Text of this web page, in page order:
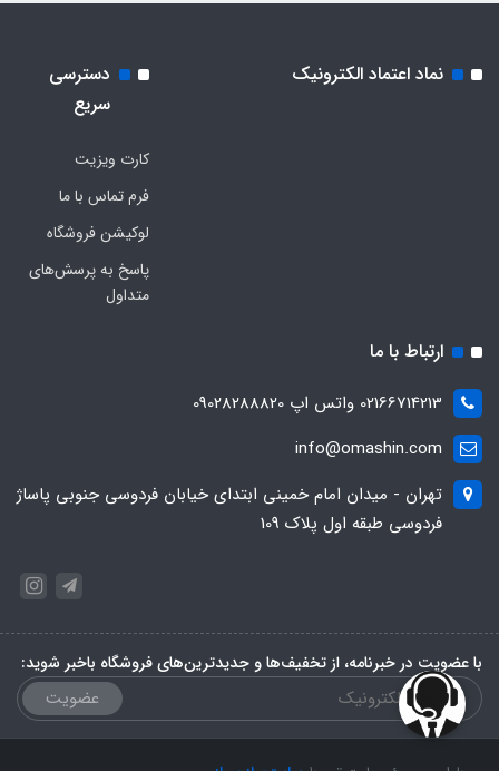
نماد اعتماد الکترونیک
دسترسی
سریع
کارت ویزیت
فرم تماس با ما
لوکیشن فروشگاه
پاسخ به پرسش‌های
متداول
ارتباط با ما
02166714213 واتس اپ 09028288820
info@omashin.com
تهران - میدان امام خمینی ابتدای خیابان فردوسی جنوبی پاساژ
فردوسی طبقه اول پلاک 109
با عضویت در خبرنامه، از تخفیف‌ها و جدیدترین‌های فروشگاه باخبر شوید:
عضویت